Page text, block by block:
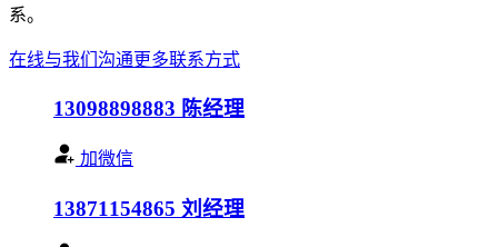
系。
在线与我们沟通更多联系方式
13098898883 陈经理
加微信
13871154865 刘经理